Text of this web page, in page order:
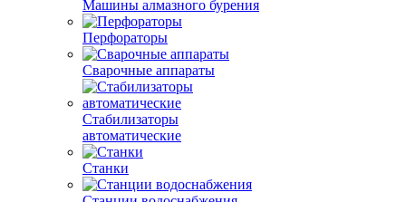
Машины алмазного бурения
Перфораторы
Сварочные аппараты
Стабилизаторы
автоматические
Станки